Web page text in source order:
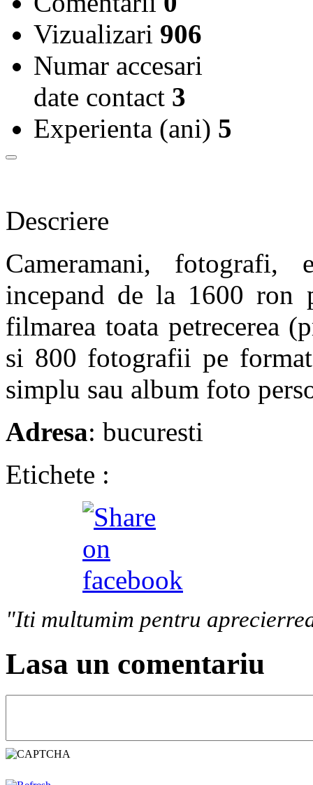
Vizualizari 906
Numar accesari
date contact 3
Experienta (ani) 5
Descriere
Cameramani,
incepand de la 1600 ron
filmarea toata petrecerea
si 800 fotografii pe
simplu sau album foto
Adresa: bucuresti
Etichete :
"Iti multumim pentru
Lasa un comentariu